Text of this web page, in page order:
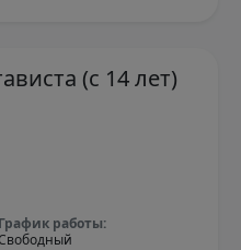
(с 14 лет)
График работы: